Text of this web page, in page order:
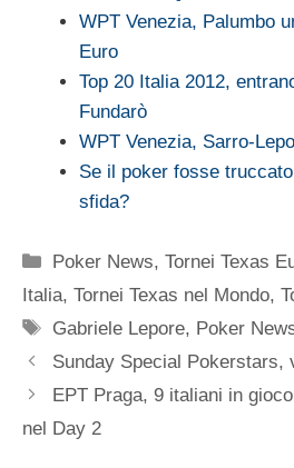
WPT Venezia, Palumbo
Euro
Top 20 Italia 2012,
Fundarò
WPT Venezia, Sarro-
Se il poker fosse
sfida?
Categorie
Poker News,Tornei Texas
Italia, Tornei Texas nel Mondo,
Tag
Gabriele Lepore, Poker
Sunday Special Pokerstars,
EPT Praga, 9 italiani in
nel Day 2